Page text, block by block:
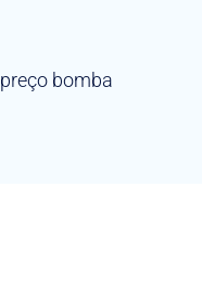
preço bomba